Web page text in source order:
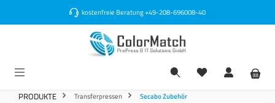
kostenfreie Beratung+49-208-696008-40
PRODUKTE Transferpressen Secabo Zubehör